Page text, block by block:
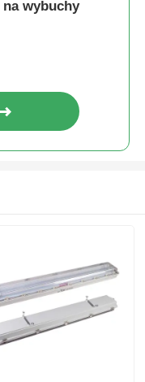
wybuchy